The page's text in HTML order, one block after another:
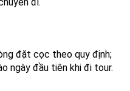
đặt cọc theo quy định;
ngày đầu tiên khi đi tour.